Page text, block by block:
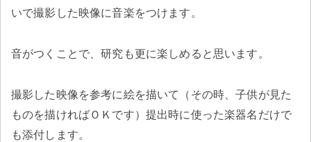
いで撮影した映像に音楽をつけます。
音がつくことで、研究も更に楽しめると思います。
撮影した映像を参考に絵を描いて（その時、子供が見た
ものを描ければＯＫです）提出時に使った楽器名だけで
も添付します。